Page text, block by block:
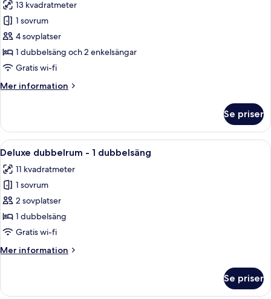
foton
för
Familjerum
-
flera
13 kvadratmeter
1 sovrum
4 sovplatser
1 dubbelsäng och 2 enkelsängar
Gratis wi-fi
Mer information
Mer
-
flera
sängar
Se priser
Öppna
alla
foton
för
Deluxe
dubbelrum
-
dubbelsäng
Ett sovrum med en orange vägg,
6
Deluxe dubbelrum - 1 dubbelsäng
11 kvadratmeter
1 sovrum
2 sovplatser
1 dubbelsäng
Gratis wi-fi
Mer information
Mer
dubbelrum
Se priser